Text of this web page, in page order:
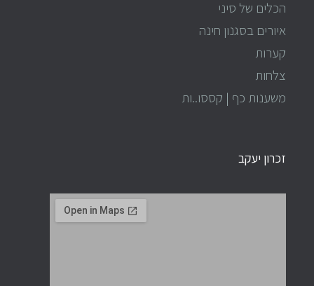
הכלים של סיני
איורים בסגנון חינה
קערות
צלחות
משענות כף | קססו..ות
זכרון יעקב